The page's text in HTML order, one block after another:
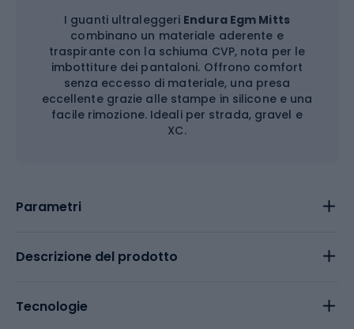
I guanti ultraleggeri Endura Egm Mitts
combinano un materiale aderente e
traspirante con la schiuma CVP, nota per le
imbottiture dei pantaloni. Offrono comfort
senza eccesso di materiale, una presa
eccellente grazie alle stampe in silicone e una
facile rimozione. Ideali per strada, gravel e
XC.
Parametri
Descrizione del prodotto
Tecnologie